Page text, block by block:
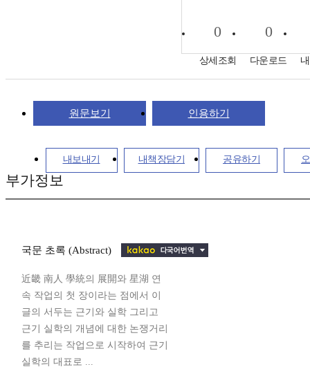
0
상세조회
0
다운로드
원문보기 인용하기
내보내기 내책장담기 공유하기
부가정보
국문 초록 (Abstract)
近畿 南人 學統의 展開와 星湖 연
속 작업의 첫 장이라는 점에서 이
글의 서두는 근기와 실학 그리고
근기 실학의 개념에 대한 논쟁거리
를 추리는 작업으로 시작하여 근기
실학의 대표로 ...